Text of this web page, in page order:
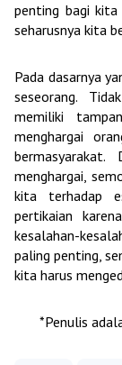
penting bagi
seharusnya kita
Pada dasarnya
seseorang.
memiliki
menghargai
menghargai,
kita terhadap
pertikaian
kesalahan-
paling penting,
kita harus
*Penulis